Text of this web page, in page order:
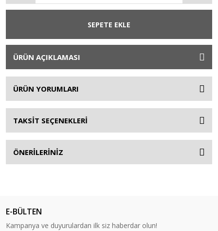
SEPETE EKLE
ÜRÜN AÇIKLAMASI
ÜRÜN YORUMLARI
TAKSİT SEÇENEKLERİ
ÖNERİLERİNİZ
E-BÜLTEN
Kampanya ve duyurulardan ilk siz haberdar olun!